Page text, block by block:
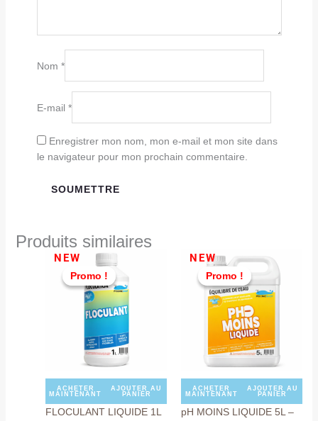
Nom *
E-mail *
Enregistrer mon nom, mon e-mail et mon site dans
le navigateur pour mon prochain commentaire.
Produits similaires
Promo !
NEW
Promo !
ACHETER
MAINTENANT
AJOUTER AU
PANIER
FLOCULANT LIQUIDE 1L
Le
prix
initial
était :
TND
16,000.
Promo !
NEW
Promo !
ACHETER
MAINTENANT
AJOUTER AU
PANIER
pH MOINS LIQUIDE 5L –
prix
initial
était :
TND
69,000.